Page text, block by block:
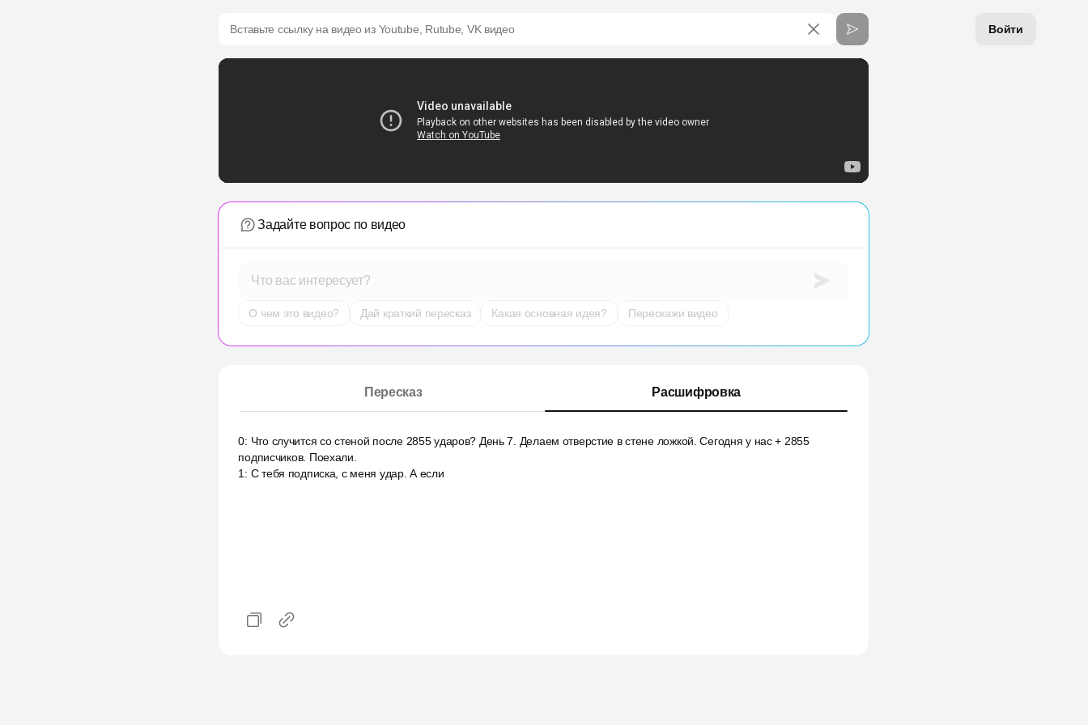
Войти
Вставьте ссылку на видео из Youtube, Rutube, VK видео
Задайте вопрос по видео
Что вас интересует?
О чем это видео? Дай краткий пересказ Какая основная идея? Перескажи видео
Пересказ Расшифровка
0: Что случится со стеной после 2855 ударов? День 7. Делаем отверстие в стене ложкой. Сегодня у нас + 2855
подписчиков. Поехали.
1 : С тебя подписка, с меня удар. А если